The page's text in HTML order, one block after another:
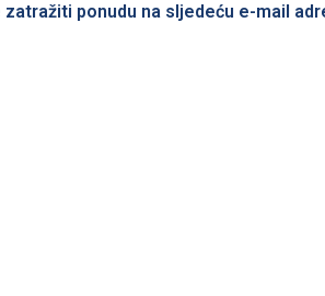
ponudu na sljedeću e-mail